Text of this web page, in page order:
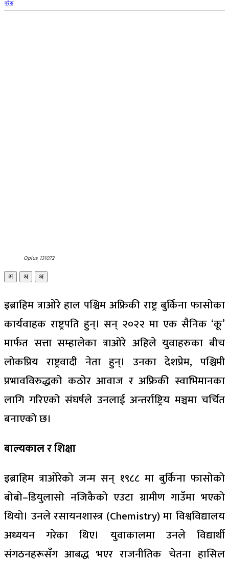
Oplus_131072
अ अ अ
इब्राहिम त्राओरे हाल पश्चिम अफ्रिकी राष्ट्र बुर्किना फासोका
कार्यवाहक राष्ट्रपति हुन्। सन् २०२२ मा एक सैनिक ‘कू’
मार्फत सत्ता सम्हालेका त्राओरे अहिले युवाहरुका बीच
लोकप्रिय राष्ट्रवादी नेता हुन्। उनका देशप्रेम, पश्चिमी
प्रभावविरुद्धको कठोर आवाज र अफ्रिकी स्वाभिमानका
लागि गरिएको संघर्षले उनलाई अन्तर्राष्ट्रिय मञ्चमा चर्चित
बनाएको छ।
बाल्यकाल र शिक्षा
इब्राहिम त्राओरेको जन्म सन् १९८८ मा बुर्किना फासोको
बोबो–डियुलासो नजिकैको एउटा ग्रामीण गाउँमा भएको
थियो। उनले रसायनशास्त्र (Chemistry) मा विश्वविद्यालय
अध्ययन गरेका थिए। युवाकालमा उनले विद्यार्थी
संगठनहरूसँग आबद्ध भएर राजनीतिक चेतना हासिल